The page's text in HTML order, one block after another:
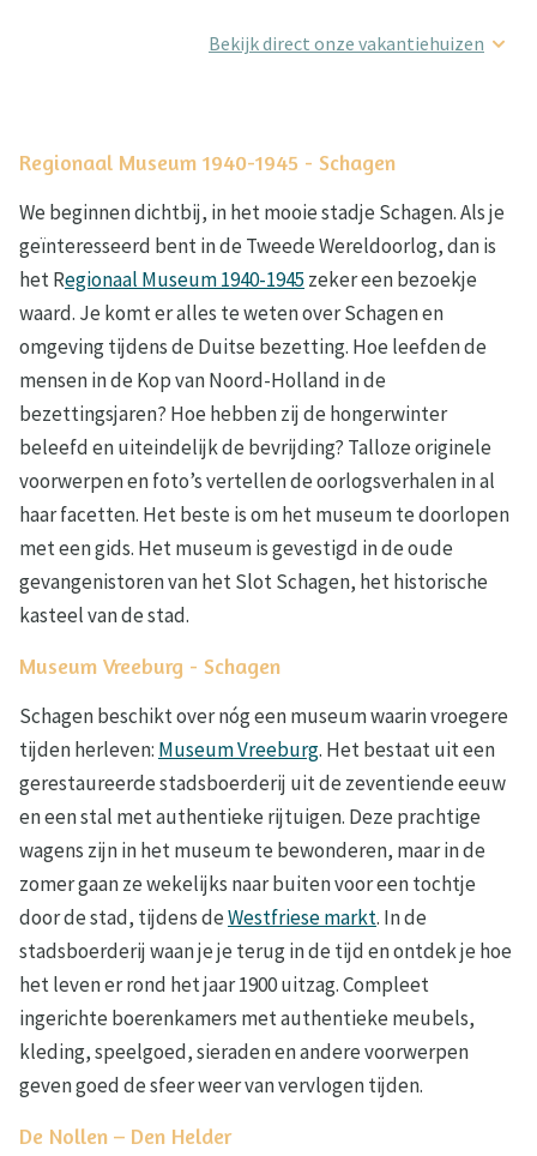
Bekijk direct onze vakantiehuizen
Regionaal Museum 1940-1945 - Schagen
We beginnen dichtbij, in het mooie stadje Schagen. Als je
geïnteresseerd bent in de Tweede Wereldoorlog, dan is
het Regionaal Museum 1940-1945 zeker een bezoekje
waard. Je komt er alles te weten over Schagen en
omgeving tijdens de Duitse bezetting. Hoe leefden de
mensen in de Kop van Noord-Holland in de
bezettingsjaren? Hoe hebben zij de hongerwinter
beleefd en uiteindelijk de bevrijding? Talloze originele
voorwerpen en foto’s vertellen de oorlogsverhalen in al
haar facetten. Het beste is om het museum te doorlopen
met een gids. Het museum is gevestigd in de oude
gevangenistoren van het Slot Schagen, het historische
kasteel van de stad.
Museum Vreeburg - Schagen
Schagen beschikt over nóg een museum waarin vroegere
tijden herleven: Museum Vreeburg. Het bestaat uit een
gerestaureerde stadsboerderij uit de zeventiende eeuw
en een stal met authentieke rijtuigen. Deze prachtige
wagens zijn in het museum te bewonderen, maar in de
zomer gaan ze wekelijks naar buiten voor een tochtje
door de stad, tijdens deWestfriese markt. In de
stadsboerderij waan je je terug in de tijd en ontdek je hoe
het leven er rond het jaar 1900 uitzag. Compleet
ingerichte boerenkamers met authentieke meubels,
kleding, speelgoed, sieraden en andere voorwerpen
geven goed de sfeer weer van vervlogen tijden.
De Nollen – Den Helder